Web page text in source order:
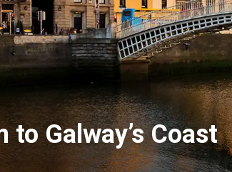
to Galway’s Coast